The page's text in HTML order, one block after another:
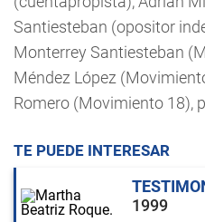
Santiesteban (opositor
Monterrey Santiesteban
Méndez López
Romero (Movimiento 18),
TE PUEDE INTERESAR
1999